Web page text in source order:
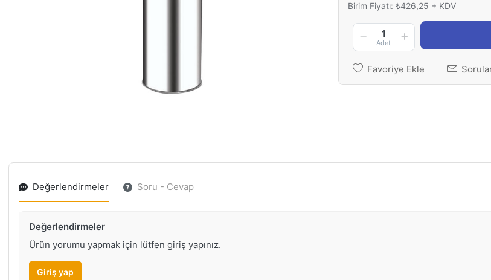
Birim Fiyatı: ₺426,25 + KDV
1
Adet
Favoriye Ekle
Değerlendirmeler Soru - Cevap
Değerlendirmeler
Ürün yorumu yapmak için lütfen giriş yapınız.
Giriş yap